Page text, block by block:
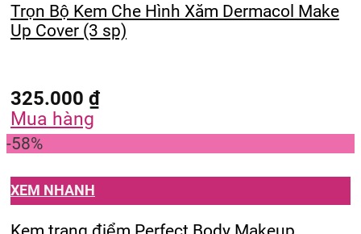
Trọn Bộ Kem Che Hình Xăm Dermacol Make
Up Cover (3 sp)
325.000 ₫
Mua hàng
-58%
XEM NHANH